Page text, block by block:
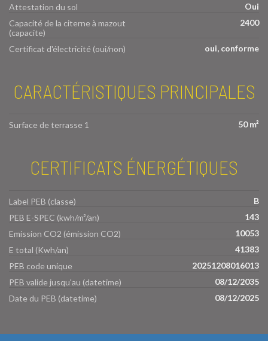
Attestation du sol
Oui
Capacité de la citerne à mazout
(capacite)
2400
Certificat d'électricité (oui/non) oui, conforme
CARACTÉRISTIQUES PRINCIPALES
Surface de terrasse 1 50 m²
CERTIFICATS ÉNERGÉTIQUES
Label PEB (classe)
B
PEB E-SPEC (kwh/m²/an)
143
Emission CO2 (émission CO2)
10053
E total (Kwh/an)
41383
PEB code unique
20251208016013
PEB valide jusqu'au (datetime)
08/12/2035
Date du PEB (datetime)
08/12/2025